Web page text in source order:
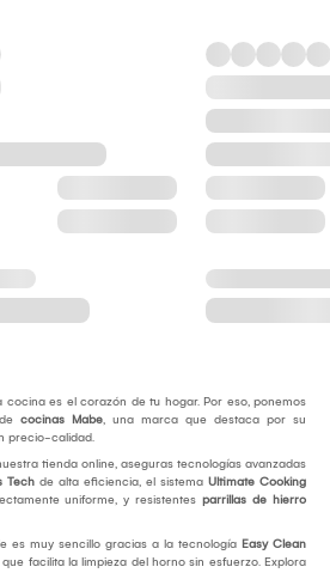
cocina es el corazón de tu hogar. Por eso, ponemos
cocinas Mabe, una marca que destaca por su
precio-calidad.
tienda online, aseguras tecnologías avanzadas
Tech de alta eficiencia, el sistema Ultimate Cooking
uniforme, y resistentes parrillas de hierro
es muy sencillo gracias a la tecnología Easy Clean
facilita la limpieza del horno sin esfuerzo. Explora